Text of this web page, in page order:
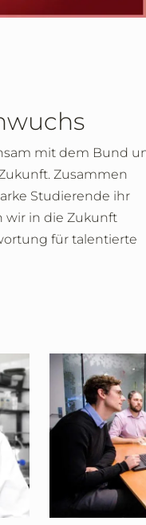
mit dem Bund
Zusammen
Studierende ihr
wir in die Zukunft
für talentierte